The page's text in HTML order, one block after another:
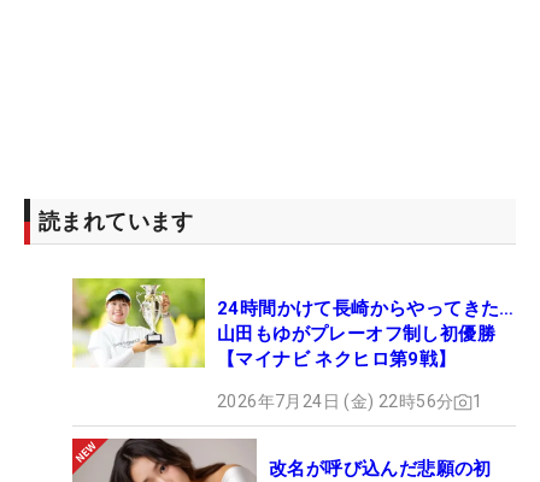
読まれています
24時間かけて長崎からやってきた…
山田もゆがプレーオフ制し初優勝
【マイナビ ネクヒロ第9戦】
2026年7月24日 (金) 22時56分 1
改名が呼び込んだ悲願の初